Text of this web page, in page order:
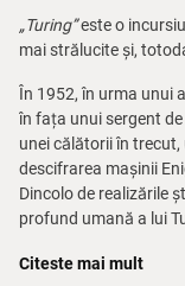
„Turing”este o
mai strălucite și,
În 1952, în urma unui
în fața unui sergent
unei călătorii în
descifrarea mașinii
Dincolo de realizările
profund umană a lui
Citeste mai mult